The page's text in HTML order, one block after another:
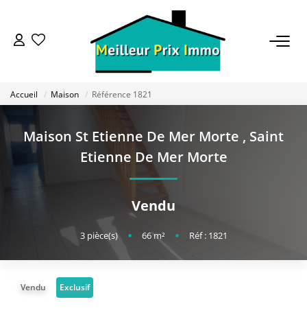
ACHETER
LOUER
VENDRE
ESTIMER
BAILLEUR
FONDS DE COMMERCE
Accueil Maison Référence 1821
Maison St Etienne De Mer Morte , Saint
Etienne De Mer Morte
Vendu
3pièce(s) • 66m² • Réf : 1821
Vendu Exclusif